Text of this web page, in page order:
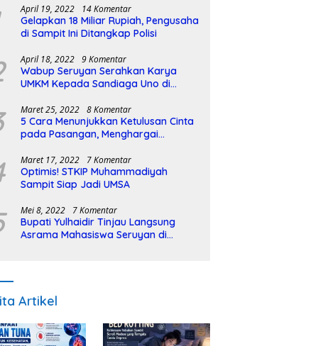
April 19, 2022 14 Komentar
Gelapkan 18 Miliar Rupiah, Pengusaha
di Sampit Ini Ditangkap Polisi
April 18, 2022 9 Komentar
Wabup Seruyan Serahkan Karya
UMKM Kepada Sandiaga Uno di
Maret 25, 2022 8 Komentar
5 Cara Menunjukkan Ketulusan Cinta
pada Pasangan, Menghargai
Maret 17, 2022 7 Komentar
Optimis! STKIP Muhammadiyah
Sampit Siap Jadi UMSA
Mei 8, 2022 7 Komentar
Bupati Yulhaidir Tinjau Langsung
Asrama Mahasiswa Seruyan di
Artikel